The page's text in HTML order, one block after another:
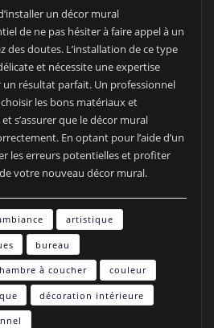
un décor mural
de ne pas hésiter à faire appel à un
des doutes. L’installation de ce type
et nécessite une expertise
résultat parfait. Un professionnel
les bons matériaux et
s’assurer que le décor mural
En optant pour l’aide d’un
les erreurs potentielles et profiter
votre nouveau décor mural.
artistique
bureau
à coucher couleur
décoration intérieure